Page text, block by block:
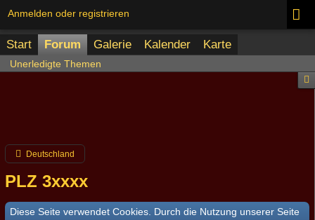
Anmelden oder registrieren
Start Forum Galerie Kalender Karte
Unerledigte Themen
Deutschland
PLZ 3xxxx
Diese Seite verwendet Cookies. Durch die Nutzung unserer Seite